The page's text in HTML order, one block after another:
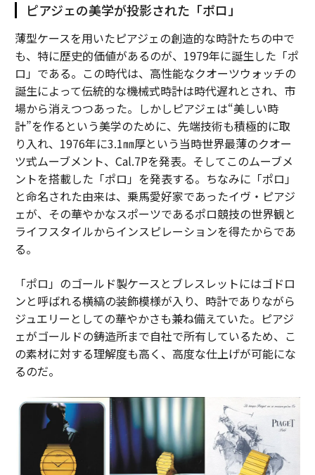
ピアジェの美学が投影された「ポロ」
薄型ケースを用いたピアジェの創造的な時計たちの中で
も、特に歴史的価値があるのが、1979年に誕生した「ポ
ロ」である。この時代は、高性能なクオーツウォッチの
誕生によって伝統的な機械式時計は時代遅れとされ、市
場から消えつつあった。しかしピアジェは“美しい時
計”を作るという美学のために、先端技術も積極的に取
り入れ、1976年に3.1㎜厚という当時世界最薄のクオー
ツ式ムーブメント、Cal.7Pを発表。そしてこのムーブメ
ントを搭載した「ポロ」を発表する。ちなみに「ポロ」
と命名された由来は、乗馬愛好家であったイヴ・ピアジ
ェが、その華やかなスポーツであるポロ競技の世界観と
ライフスタイルからインスピレーションを得たからであ
る。
「ポロ」のゴールド製ケースとブレスレットにはゴドロ
ンと呼ばれる横縞の装飾模様が入り、時計でありながら
ジュエリーとしての華やかさも兼ね備えていた。ピアジ
ェがゴールドの鋳造所まで自社で所有しているため、こ
の素材に対する理解度も高く、高度な仕上げが可能にな
るのだ。